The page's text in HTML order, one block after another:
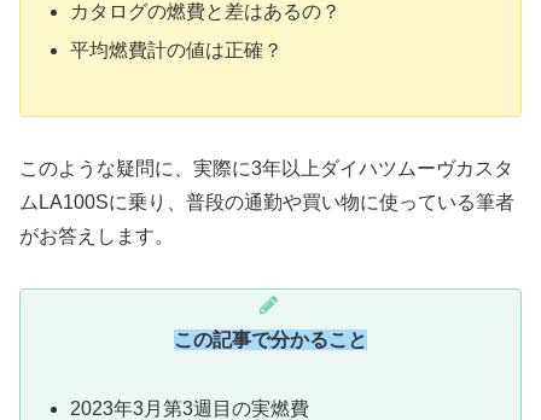
カタログの燃費と差はあるの？
平均燃費計の値は正確？
このような疑問に、実際に3年以上ダイハツムーヴカスタ
ムLA100Sに乗り、普段の通勤や買い物に使っている筆者
がお答えします。
この記事で分かること
2023年3月第3週目の実燃費